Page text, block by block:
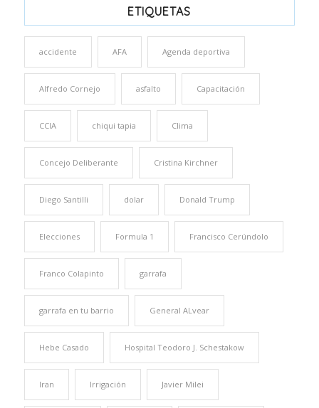
ETIQUETAS
accidente AFA Agenda deportiva
Alfredo Cornejo asfalto Capacitación
CCIA chiqui tapia Clima
Concejo Deliberante Cristina Kirchner
Diego Santilli dolar Donald Trump
Elecciones Formula 1 Francisco Cerúndolo
Franco Colapinto garrafa
garrafa en tu barrio General ALvear
Hebe Casado Hospital Teodoro J. Schestakow
Iran Irrigación Javier Milei